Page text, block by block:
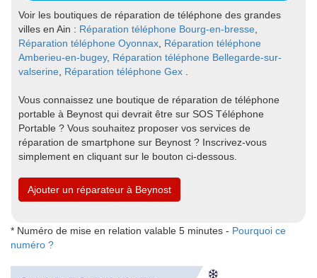
Voir les boutiques de réparation de téléphone des grandes
villes en Ain : Réparation téléphone Bourg-en-bresse
Réparation téléphone Oyonnax Réparation téléphone
Amberieu-en-bugey, Réparation téléphone Bellegarde-sur-
valserine
Réparation téléphone Gex
Vous connaissez une boutique de réparation de téléphone
portable à Beynost qui devrait être sur SOS Téléphone
Portable ? Vous souhaitez proposer vos services de
réparation de smartphone sur Beynost ? Inscrivez-vous
simplement en cliquant sur le bouton ci-dessous.
Ajouter un réparateur à Beynost
* Numéro de mise en relation valable 5 minutes - Pourquoi ce
numéro ?